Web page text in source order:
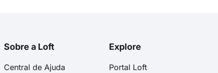
Sobre a Loft
Central de Ajuda
Explore
Portal Loft